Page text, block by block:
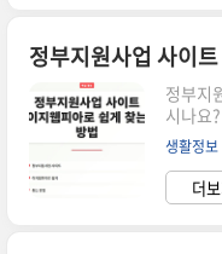
충격으
을 줍
통증과
지장을
인, 증
통증 없
자 합니
정부지원사업 사이
정부지
시나요
겪고 있
게 필요
세요!
년 정부
생활정보
더